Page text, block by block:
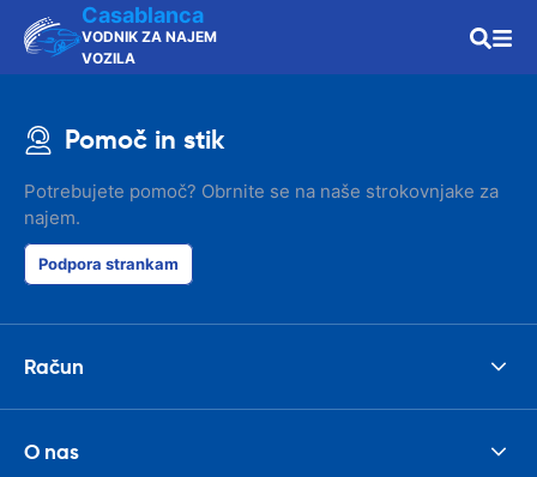
Casablanca
VODNIK ZA NAJEM
VOZILA
Pomoč in stik
Potrebujete pomoč? Obrnite se na naše strokovnjake za
najem.
Podpora strankam
Račun
O nas